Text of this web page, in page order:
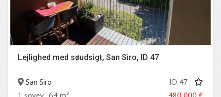
Lejlighed med søudsigt, San Siro, ID 47
San Siro
ID 47
1 sovev., 64 m²
480 000 €